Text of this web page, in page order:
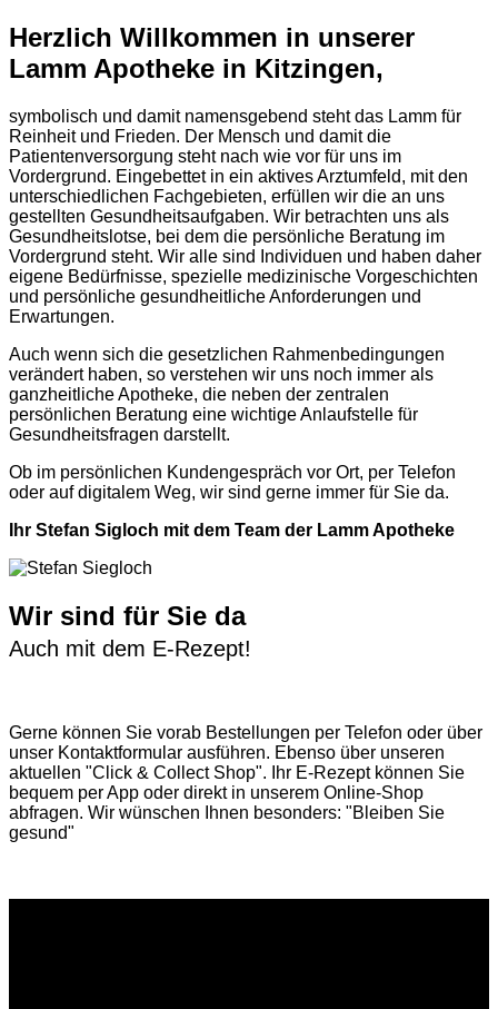
Herzlich Willkommen in unserer
Lamm Apotheke in Kitzingen,
symbolisch und damit namensgebend steht das Lamm für
Reinheit und Frieden. Der Mensch und damit die
Patientenversorgung steht nach wie vor für uns im
Vordergrund. Eingebettet in ein aktives Arztumfeld, mit den
unterschiedlichen Fachgebieten, erfüllen wir die an uns
gestellten Gesundheitsaufgaben. Wir betrachten uns als
Gesundheitslotse, bei dem die persönliche Beratung im
Vordergrund steht. Wir alle sind Individuen und haben daher
eigene Bedürfnisse, spezielle medizinische Vorgeschichten
und persönliche gesundheitliche Anforderungen und
Erwartungen.
Auch wenn sich die gesetzlichen Rahmenbedingungen
verändert haben, so verstehen wir uns noch immer als
ganzheitliche Apotheke, die neben der zentralen
persönlichen Beratung eine wichtige Anlaufstelle für
Gesundheitsfragen darstellt.
Ob im persönlichen Kundengespräch vor Ort, per Telefon
oder auf digitalem Weg, wir sind gerne immer für Sie da.
Ihr Stefan Sigloch mit dem Team der Lamm Apotheke
Wir sind für Sie da
Auch mit dem E-Rezept!
Gerne können Sie vorab Bestellungen per Telefon oder über
unser Kontaktformular ausführen. Ebenso über unseren
aktuellen "Click & Collect Shop". Ihr E-Rezept können Sie
bequem per App oder direkt in unserem Online-Shop
abfragen. Wir wünschen Ihnen besonders: "Bleiben Sie
gesund"